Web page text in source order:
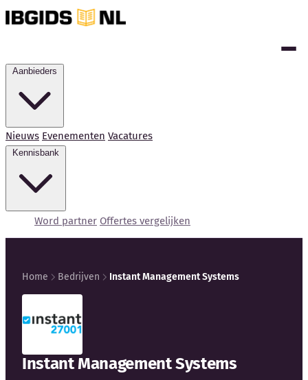
Nieuws Evenementen Vacatures
Word partner Offertes vergelijken
Home Bedrijven Instant Management Systems
Instant Management Systems